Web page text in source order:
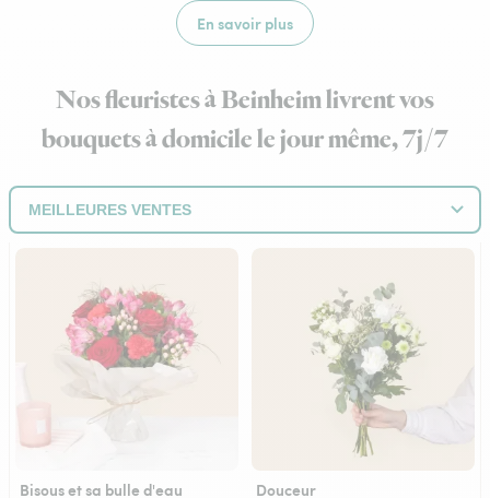
En savoir plus
Nos fleuristes à Beinheim livrent vos
bouquets à domicile le jour même, 7j/7
Bisous et sa bulle d'eau Douceur